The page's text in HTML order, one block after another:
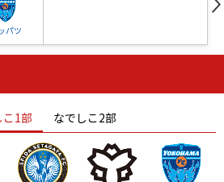
パツ
屋
石人の星
静岡 愛媛Ｌ
こ1部 なでしこ2部